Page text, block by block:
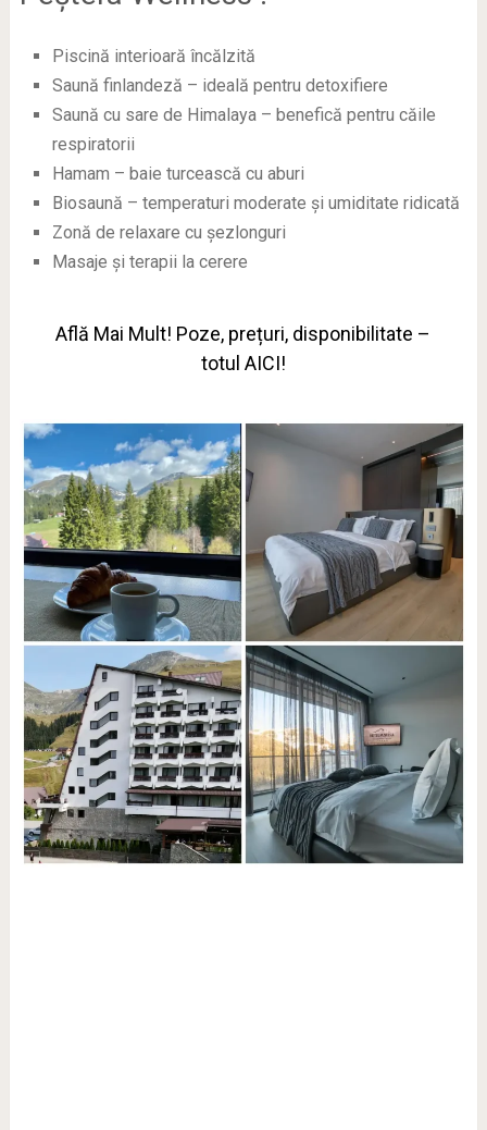
Piscină interioară încălzită
Saună finlandeză – ideală pentru detoxifiere
Saună cu sare de Himalaya – benefică pentru căile
respiratorii
Hamam – baie turcească cu aburi
Biosaună – temperaturi moderate și umiditate ridicată
Zonă de relaxare cu șezlonguri
Masaje și terapii la cerere
Află Mai Mult! Poze, prețuri, disponibilitate –
totul AICI!